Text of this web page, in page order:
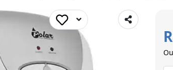
Ou